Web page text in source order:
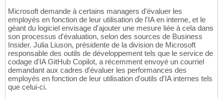
Microsoft demande à certains managers d'évaluer les
employés en fonction de leur utilisation de l'IA en interne, et le
géant du logiciel envisage d'ajouter une mesure liée à cela dans
son processus d'évaluation, selon des sources de Business
Insider. Julia Liuson, présidente de la division de Microsoft
responsable des outils de développement tels que le service de
codage d'IA GitHub Copilot, a récemment envoyé un courriel
demandant aux cadres d'évaluer les performances des
employés en fonction de leur utilisation d'outils d'IA internes tels
que celui-ci.